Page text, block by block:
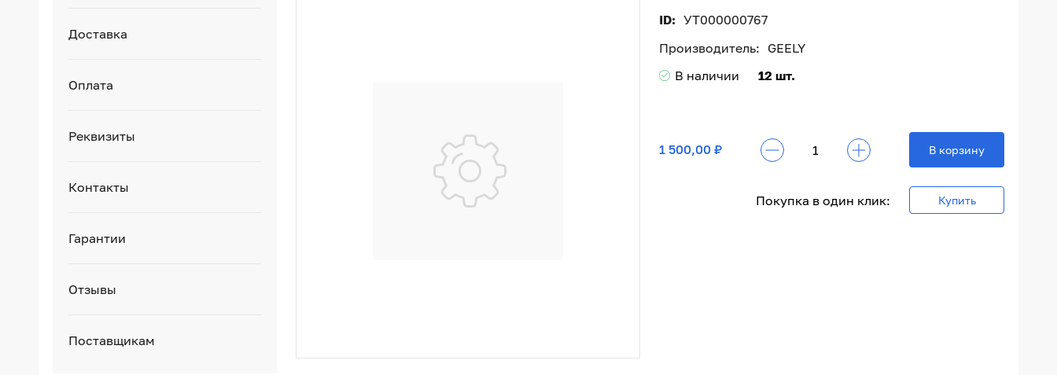
Доставка
Оплата
Реквизиты
Контакты
Гарантии
Отзывы
Поставщикам
ID: УТ000000767
Производитель: GEELY
В наличии
12 шт.
1 500,00 ₽ В корзину
Покупка в один клик: Купить